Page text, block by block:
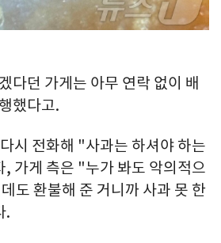
다던 가게는 아무 연락 없이 배
했다고.
시 전화해 "사과는 하셔야 하는
가게 측은 "누가 봐도 악의적으
도 환불해 준 거니까 사과 못 한
.